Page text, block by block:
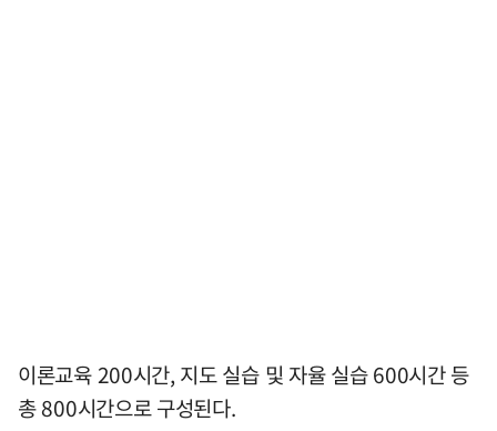
이론교육 200시간, 지도 실습 및 자율 실습 600시간 등
총 800시간으로 구성된다.